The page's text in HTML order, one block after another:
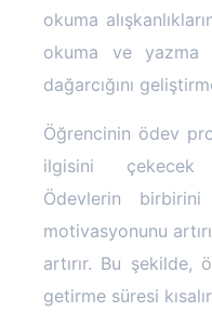
okuma
okuma ve yazma
dağarcığını
Öğrencinin ödev
ilgisini çekecek
Ödevlerin
motivasyonunu
artırır. Bu şekilde,
getirme süresi